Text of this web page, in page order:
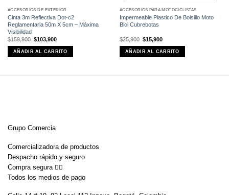
ACCESORIOS DE EXTERIOR
Cinta 3m Reflectiva Dot-c2
Reglamentaria 50m X 5cm – Máxima
Visibilidad
$159,900 El
precio
original
era:
$159,900.
$103,900El
actual
es:
$103,900.
AÑADIR AL CARRITO
ACCESORIOS PARA MOTOCICLISTAS
Impermeable Plastico De Bolsillo Moto
Bici Cubrebotas
$25,900 El
precio
original
era:
$25,900.
$15,900El
actual
es:
$15,900.
AÑADIR AL CARRITO
Grupo Comercia
Comercializadora de productos
Despacho rápido y seguro
Compra segura 👇🏼
Todos los medios de pago